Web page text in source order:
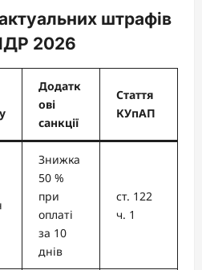
штрафів
2026
Додатк
ові
санкції
Стаття
КУпАП
Знижка
50 %
при
оплаті
за 10
днів
ст. 122
ч. 1